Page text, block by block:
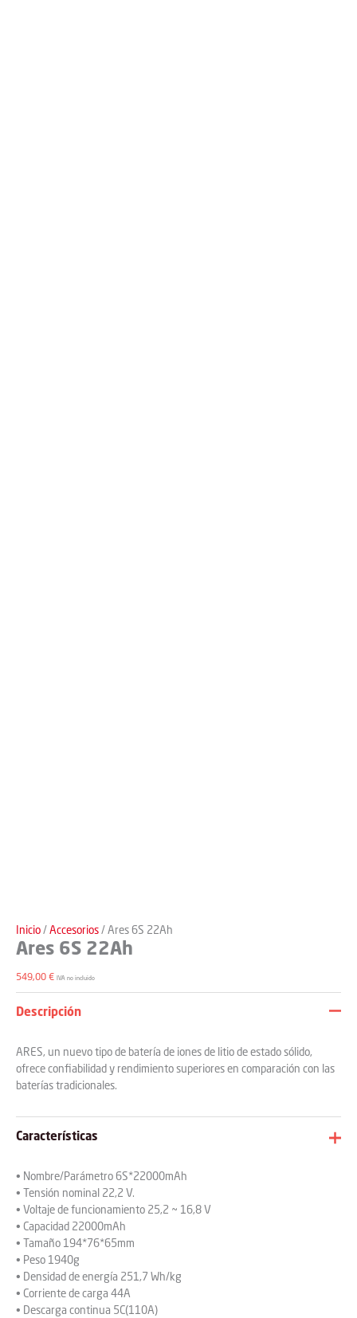
Inicio / Accesorios / Ares 6S 22Ah
Ares 6S 22Ah
549,00 € IVA no incluido
Descripción
ARES, un nuevo tipo de batería de iones de litio de estado sólido,
ofrece confiabilidad y rendimiento superiores en comparación con las
baterías tradicionales.
Características
• Nombre/Parámetro 6S*22000mAh
• Tensión nominal 22,2 V.
• Voltaje de funcionamiento 25,2 ~ 16,8 V
• Capacidad 22000mAh
• Tamaño 194*76*65mm
• Peso 1940g
• Densidad de energía 251,7 Wh/kg
• Corriente de carga 44A
• Descarga continua 5C(110A)